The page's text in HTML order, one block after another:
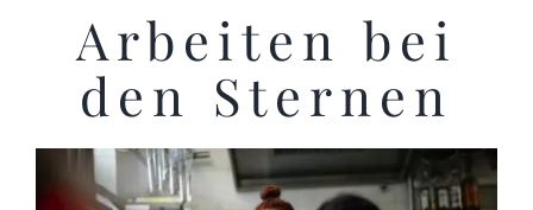
Arbeiten bei
den Sternen